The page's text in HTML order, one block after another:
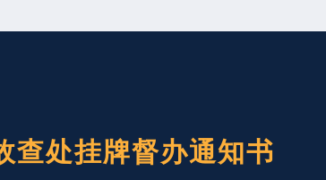
查处挂牌督办通知书